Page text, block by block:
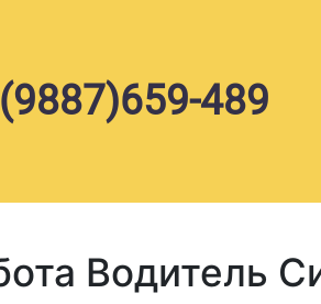
489
Водитель